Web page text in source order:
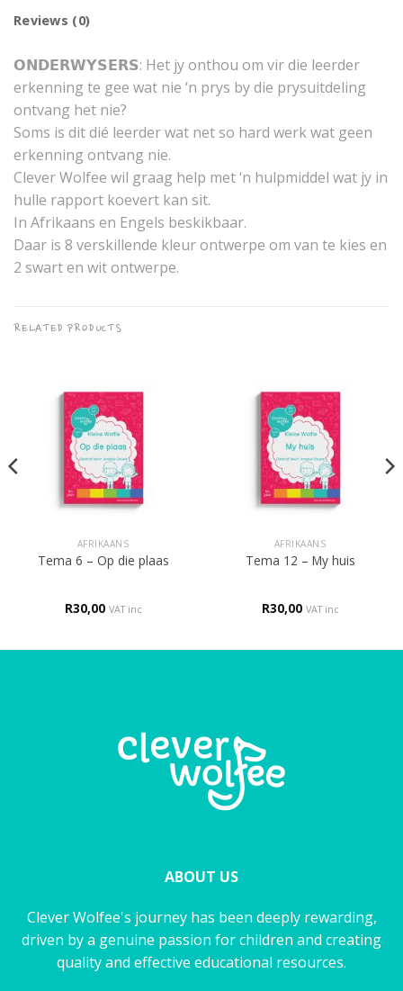
Reviews (0)
𝗢𝗡𝗗𝗘𝗥𝗪𝗬𝗦𝗘𝗥𝗦: Het jy onthou om vir die leerder
erkenning te gee wat nie ‘n prys by die prysuitdeling
ontvang het nie?
Soms is dit dié leerder wat net so hard werk wat geen
erkenning ontvang nie.
Clever Wolfee wil graag help met ‘n hulpmiddel wat jy in
hulle rapport koevert kan sit.
In Afrikaans en Engels beskikbaar.
Daar is 8 verskillende kleur ontwerpe om van te kies en
2 swart en wit ontwerpe.
RELATED PRODUCTS
AFRIKAANS
Tema 6 – Op die plaas
R30,00 VAT inc
AFRIKAANS
Tema 12 – My huis
R30,00 VAT inc
ABOUT US
Clever Wolfee's journey has been deeply rewarding,
driven by a genuine passion for children and creating
quality and effective educational resources.